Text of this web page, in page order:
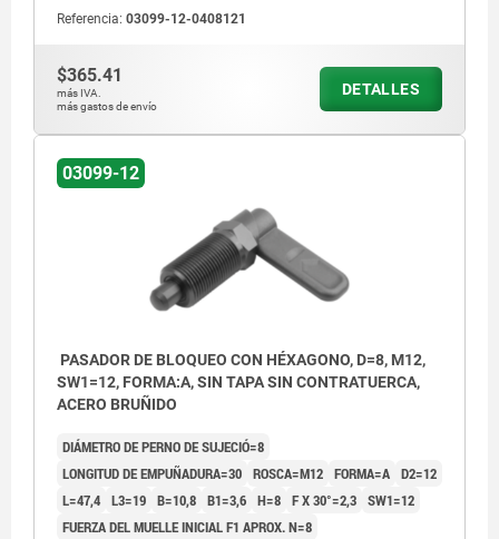
Referencia: 03099-12-0408121
$365.41
más IVA.
más gastos de envío
DETALLES
03099-12
PASADOR DE BLOQUEO CON HÉXAGONO, D=8, M12,
SW1=12, FORMA:A, SIN TAPA SIN CONTRATUERCA,
ACERO BRUÑIDO
DIÁMETRO DE PERNO DE SUJECIÓ=8
LONGITUD DE EMPUÑADURA=30 ROSCA=M12 FORMA=A D2=12
L=47,4 L3=19 B=10,8 B1=3,6 H=8 F X 30°=2,3 SW1=12
FUERZA DEL MUELLE INICIAL F1 APROX. N=8